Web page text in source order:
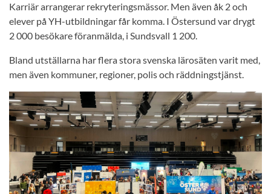
Karriär arrangerar rekryteringsmässor. Men även åk 2 och
elever på YH-utbildningar får komma. I Östersund var drygt
2 000 besökare föranmälda, i Sundsvall 1 200.
Bland utställarna har flera stora svenska lärosäten varit med,
men även kommuner, regioner, polis och räddningstjänst.